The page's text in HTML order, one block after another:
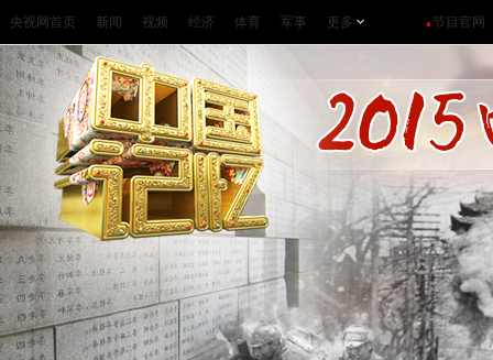
央视网首页 新闻 视频 经济 体育 军事 更多 节目官网